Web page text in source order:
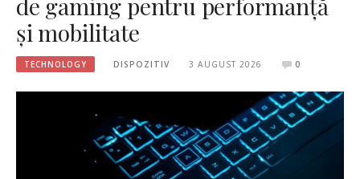
de gaming pentru performanță
și mobilitate
TECHNOLOGY DISPOZITIV 3 AUGUST 2026 0